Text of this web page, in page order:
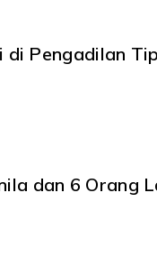
di Pengadilan
dan 6 Orang